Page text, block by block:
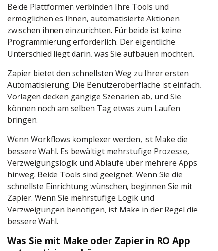
Beide Plattformen verbinden Ihre Tools und
ermöglichen es Ihnen, automatisierte Aktionen
zwischen ihnen einzurichten. Für beide ist keine
Programmierung erforderlich. Der eigentliche
Unterschied liegt darin, was Sie aufbauen möchten.
Zapier bietet den schnellsten Weg zu Ihrer ersten
Automatisierung. Die Benutzeroberfläche ist einfach,
Vorlagen decken gängige Szenarien ab, und Sie
können noch am selben Tag etwas zum Laufen
bringen.
Wenn Workflows komplexer werden, ist Make die
bessere Wahl. Es bewältigt mehrstufige Prozesse,
Verzweigungslogik und Abläufe über mehrere Apps
hinweg. Beide Tools sind geeignet. Wenn Sie die
schnellste Einrichtung wünschen, beginnen Sie mit
Zapier. Wenn Sie mehrstufige Logik und
Verzweigungen benötigen, ist Make in der Regel die
bessere Wahl.
Was Sie mit Make oder Zapier in RO App